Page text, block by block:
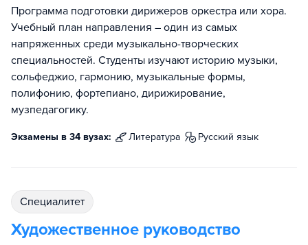
Программа подготовки дирижеров оркестра или хора.
Учебный план направления – один из самых
напряженных среди музыкально-творческих
специальностей. Студенты изучают историю музыки,
сольфеджио, гармонию, музыкальные формы,
полифонию, фортепиано, дирижирование,
музпедагогику.
Экзамены в 34 вузах: литература русский язык
специалитет
Художественное руководство